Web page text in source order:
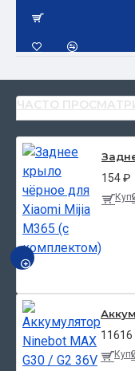
ЧАСТО
БЫСТРЫЙ ПРОСМОТР
154 ₽
11616